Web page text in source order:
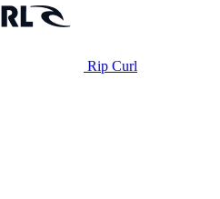
Rip Curl